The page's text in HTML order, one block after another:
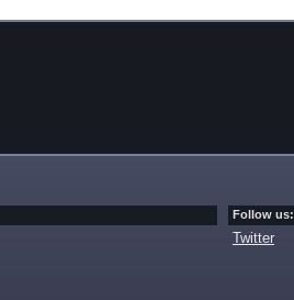
Follow us:
Twitter